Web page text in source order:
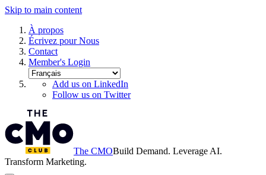
Skip to main content
À propos
Écrivez pour Nous
Contact
Member's Login
Add us on LinkedIn
Follow us on Twitter
The CMOBuild Demand. Leverage AI.
Transform Marketing.